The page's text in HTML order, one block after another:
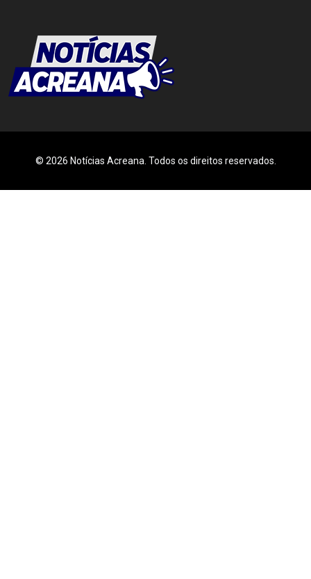
© 2026 Notícias Acreana. Todos os direitos reservados.